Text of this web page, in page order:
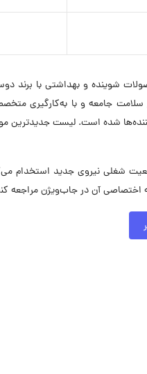
شوینده و بهداشتی با برند
جامعه و با به‌کارگیری
شده است. لیست جدیدترین
کویر در حال حاضر در ۵ موقعیت شغلی
اختصاصی آن در جاب‌ویژن مراجعه